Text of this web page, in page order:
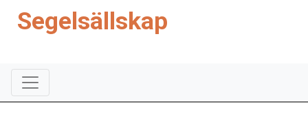
Segelsällskap